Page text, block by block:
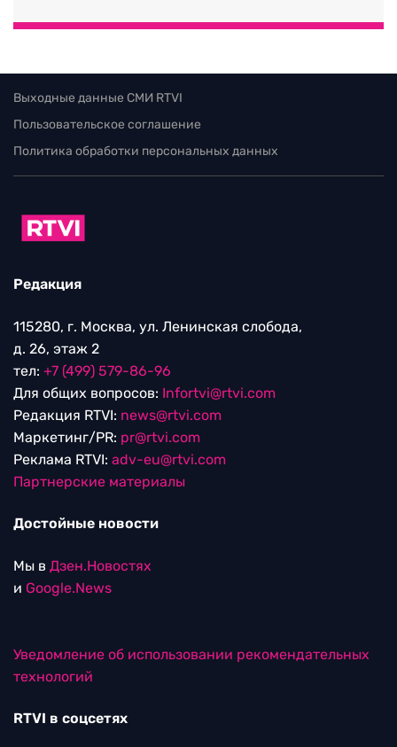
Выходные данные СМИ RTVI
Пользовательское соглашение
Политика обработки персональных данных
Редакция
115280, г. Москва, ул. Ленинская слобода,
д. 26, этаж 2
тел: +7 (499) 579-86-96
Для общих вопросов: Infortvi@rtvi.com
Редакция RTVI: news@rtvi.com
Маркетинг/PR: pr@rtvi.com
Реклама RTVI: adv-eu@rtvi.com
Партнерские материалы
Достойные новости
Мы в Дзен.Новостях
и Google.News
Уведомление об использовании рекомендательных
технологий
RTVI в соцсетях